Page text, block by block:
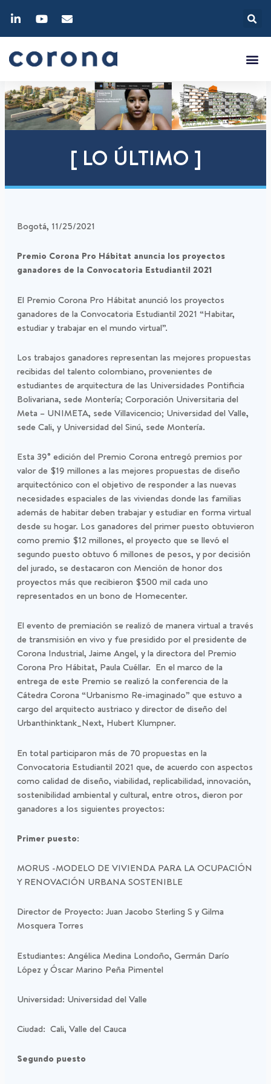
[ LO ÚLTIMO ]
Bogotá, 11/25/2021
Premio Corona Pro Hábitat anuncia los proyectos
ganadores de la Convocatoria Estudiantil 2021
El Premio Corona Pro Hábitat anunció los proyectos
ganadores de la Convocatoria Estudiantil 2021 “Habitar,
estudiar y trabajar en el mundo virtual”.
Los trabajos ganadores representan las mejores propuestas
recibidas del talento colombiano, provenientes de
estudiantes de arquitectura de las Universidades Pontificia
Bolivariana, sede Montería; Corporación Universitaria del
Meta – UNIMETA, sede Villavicencio; Universidad del Valle,
sede Cali, y Universidad del Sinú, sede Montería.
Esta 39° edición del Premio Corona entregó premios por
valor de $19 millones a las mejores propuestas de diseño
arquitectónico con el objetivo de responder a las nuevas
necesidades espaciales de las viviendas donde las familias
además de habitar deben trabajar y estudiar en forma virtual
desde su hogar. Los ganadores del primer puesto obtuvieron
como premio $12 millones, el proyecto que se llevó el
segundo puesto obtuvo 6 millones de pesos, y por decisión
del jurado, se destacaron con Mención de honor dos
proyectos más que recibieron $500 mil cada uno
representados en un bono de Homecenter.
El evento de premiación se realizó de manera virtual a través
de transmisión en vivo y fue presidido por el presidente de
Corona Industrial, Jaime Angel, y la directora del Premio
Corona Pro Hábitat, Paula Cuéllar. En el marco de la
entrega de este Premio se realizó la conferencia de la
Cátedra Corona “Urbanismo Re-imaginado” que estuvo a
cargo del arquitecto austriaco y director de diseño del
Urbanthinktank_Next, Hubert Klumpner.
En total participaron más de 70 propuestas en la
Convocatoria Estudiantil 2021 que, de acuerdo con aspectos
como calidad de diseño, viabilidad, replicabilidad, innovación,
sostenibilidad ambiental y cultural, entre otros, dieron por
ganadores a los siguientes proyectos:
Primer puesto:
MORUS -MODELO DE VIVIENDA PARA LA OCUPACIÓN
Y RENOVACIÓN URBANA SOSTENIBLE
Director de Proyecto: Juan Jacobo Sterling S y Gilma
Mosquera Torres
Estudiantes: Angélica Medina Londoño, Germán Darío
López y Óscar Marino Peña Pimentel
Universidad: Universidad del Valle
Ciudad: Cali, Valle del Cauca
Segundo puesto